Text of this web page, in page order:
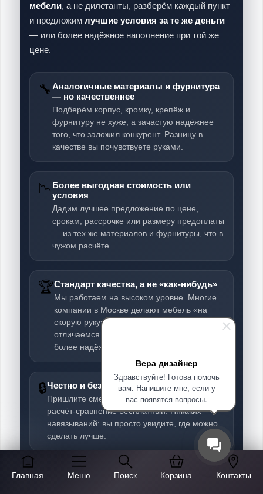
Вера дизайнер
Здравствуйте! Готова помочь
вам. Напишите мне, если у
вас появятся вопросы.
Главная Меню Поиск Корзина Контакты
мебели, а не дилетанты, разберём каждый пункт
и предложим лучшие условия за те же деньги
— или более надёжное наполнение при той же
цене.
🔧Аналогичные материалы и фурнитура
— но качественнее
Подберём корпус, кромку, крепёж и
фурнитуру не хуже, а зачастую надёжнее
того, что заложил конкурент. Разницу в
качестве вы почувствуете руками.
📉Более выгодная стоимость или
условия
Дадим лучшее предложение по цене,
срокам, рассрочке или размеру предоплаты
— из тех же материалов и фурнитуры, что в
чужом расчёте.
🏆Стандарт качества, а не «как-нибудь»
Мы работаем на высоком уровне. Многие
компании в Москве делают мебель «на
скорую руку» — именно этим мы и
отличаемся. За те же деньги вы получите
более надёжное изделие.
🔒Честно и без обязательств
Пришлите смету со сметой и чертёж —
расчёт-сравнение бесплатный. Никаких
навязываний: вы просто увидите, где можно
сделать лучше.
📎 Что прислать: смету (расчёт),эскиз /